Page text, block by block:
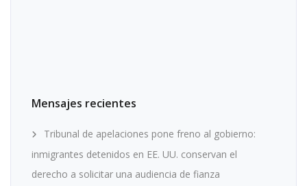
Mensajes recientes
Tribunal de apelaciones pone freno al gobierno:
inmigrantes detenidos en EE. UU. conservan el
derecho a solicitar una audiencia de fianza